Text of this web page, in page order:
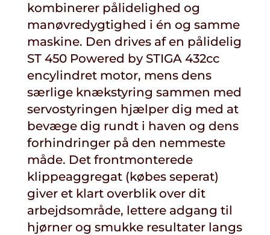
kombinerer pålidelighed og
manøvredygtighed i én og samme
maskine. Den drives af en pålidelig
ST 450 Powered by STIGA 432cc
encylindret motor, mens dens
særlige knækstyring sammen med
servostyringen hjælper dig med at
bevæge dig rundt i haven og dens
forhindringer på den nemmeste
måde. Det frontmonterede
klippeaggregat (købes seperat)
giver et klart overblik over dit
arbejdsområde, lettere adgang til
hjørner og smukke resultater langs